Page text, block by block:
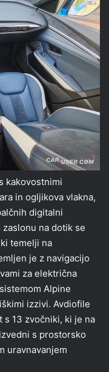
kakovostnimi
in ogljikova vlakna,
digitalni
na dotik se
temelji na
je z navigacijo
za električna
Alpine
izzivi. Avdiofile
s 13 zvočniki, ki je na
s prostorsko
uravnavanjem